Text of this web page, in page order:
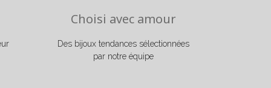
Choisi avec amour
Des bijoux tendances sélectionnées
par notre équipe